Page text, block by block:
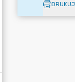
DRUKUJ